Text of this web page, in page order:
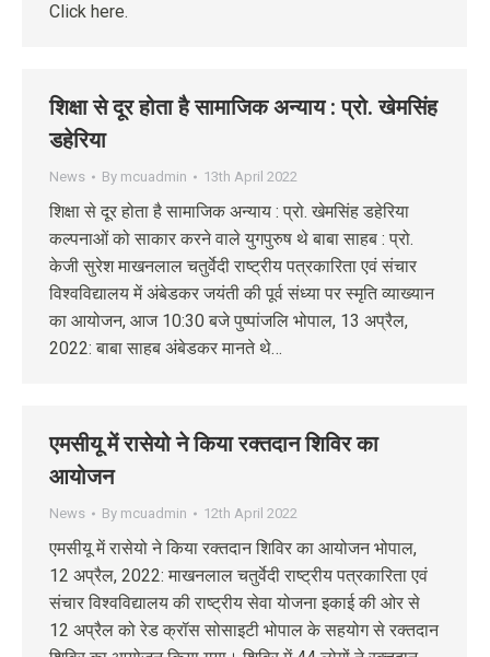
Click here.
शिक्षा से दूर होता है सामाजिक अन्याय : प्रो. खेमसिंह
डहेरिया
News By mcuadmin 13th April 2022
शिक्षा से दूर होता है सामाजिक अन्याय : प्रो. खेमसिंह डहेरिया
कल्पनाओं को साकार करने वाले युगपुरुष थे बाबा साहब : प्रो.
केजी सुरेश माखनलाल चतुर्वेदी राष्ट्रीय पत्रकारिता एवं संचार
विश्वविद्यालय में अंबेडकर जयंती की पूर्व संध्या पर स्मृति व्याख्यान
का आयोजन, आज 10:30 बजे पुष्पांजलि भोपाल, 13 अप्रैल,
2022: बाबा साहब अंबेडकर मानते थे…
एमसीयू में रासेयो ने किया रक्तदान शिविर का
आयोजन
News By mcuadmin 12th April 2022
एमसीयू में रासेयो ने किया रक्तदान शिविर का आयोजन भोपाल,
12 अप्रैल, 2022: माखनलाल चतुर्वेदी राष्ट्रीय पत्रकारिता एवं
संचार विश्वविद्यालय की राष्ट्रीय सेवा योजना इकाई की ओर से
12 अप्रैल को रेड क्रॉस सोसाइटी भोपाल के सहयोग से रक्तदान